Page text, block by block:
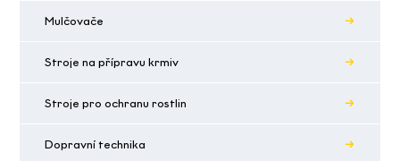
Mulčovače
Stroje na přípravu krmiv
Stroje pro ochranu rostlin
Dopravní technika